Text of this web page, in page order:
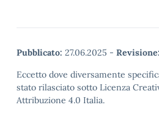
Pubblicato: 27.06.2025 - Revisione:
Eccetto dove diversamente
stato rilasciato sotto Licenza
Attribuzione 4.0 Italia.